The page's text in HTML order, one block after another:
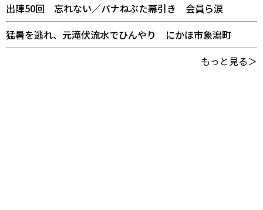
出陣50回 忘れない／パナねぶた幕引き 会員ら涙
猛暑を逃れ、元滝伏流水でひんやり にかほ市象潟町
もっと見る＞